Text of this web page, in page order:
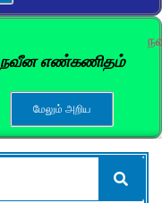
நவீன எண்கணிதம்
மேலும் அறிய